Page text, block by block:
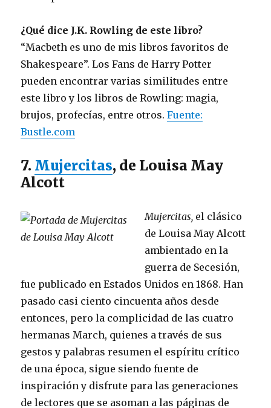
¿Qué dice J.K. Rowling de este libro?
“Macbeth es uno de mis libros favoritos de
Shakespeare”. Los Fans de Harry Potter
pueden encontrar varias similitudes entre
este libro y los libros de Rowling: magia,
brujos, profecías, entre otros.Fuente:
Bustle.com
7. Mujercitas, de Louisa May
Alcott
Mujercitas, el clásico
de Louisa May Alcott
ambientado en la
guerra de Secesión,
fue publicado en Estados Unidos en 1868. Han
pasado casi ciento cincuenta años desde
entonces, pero la complicidad de las cuatro
hermanas March, quienes a través de sus
gestos y palabras resumen el espíritu crítico
de una época, sigue siendo fuente de
inspiración y disfrute para las generaciones
de lectores que se asoman a las páginas de